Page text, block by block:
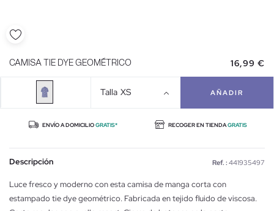
CAMISA TIE DYE GEOMÉTRICO 16,99 €
Talla XS AÑADIR
ENVÍO A DOMICILIOGRATIS* RECOGER EN TIENDAGRATIS
Descripción Ref. : 441935497
Luce fresco y moderno con esta camisa de manga corta con
estampado tie dye geométrico. Fabricada en tejido fluido de viscosa.